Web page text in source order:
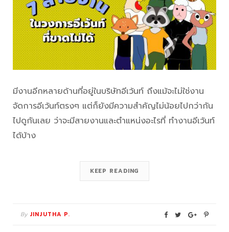
มีงานอีกหลายด้านที่อยู่ในบริษัทอีเว้นท์ ถึงแม้จะไม่ใช่งาน
จัดการอีเว้นท์ตรงๆ แต่ก็ยังมีความสำคัญไม่น้อยไปกว่ากัน
ไปดูกันเลย ว่าจะมีสายงานและตำแหน่งอะไรที่ ทำงานอีเว้นท์
ได้บ้าง
KEEP READING
By JINJUTHA P.